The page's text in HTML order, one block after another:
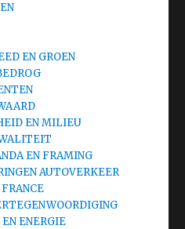
EN GROEN
EN MILIEU
EN FRAMING
AUTOVERKEER
ENERGIE